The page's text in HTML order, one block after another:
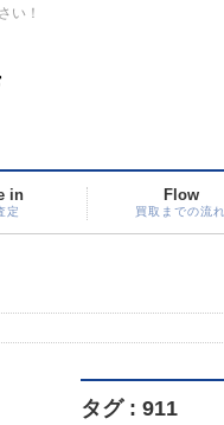
い！
in
定
Flow
買取までの流れ
タグ : 911